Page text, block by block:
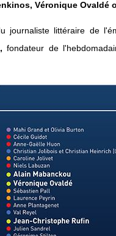
Véronique Ovaldé
journaliste littéraire de
fondateur de